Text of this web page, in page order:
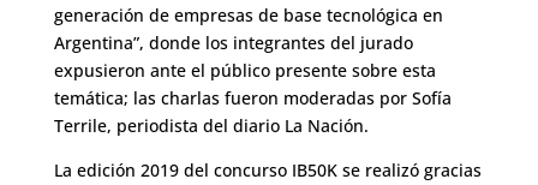
generación de empresas de base tecnológica en
Argentina”, donde los integrantes del jurado
expusieron ante el público presente sobre esta
temática; las charlas fueron moderadas por Sofía
Terrile, periodista del diario La Nación.
La edición 2019 del concurso IB50K se realizó gracias